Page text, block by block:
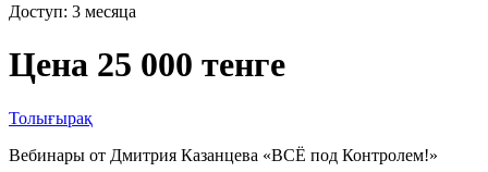
Доступ: 3 месяца
Цена 25 000 тенге
Толығырақ
Вебинары от Дмитрия Казанцева «ВСЁ под Контролем!»